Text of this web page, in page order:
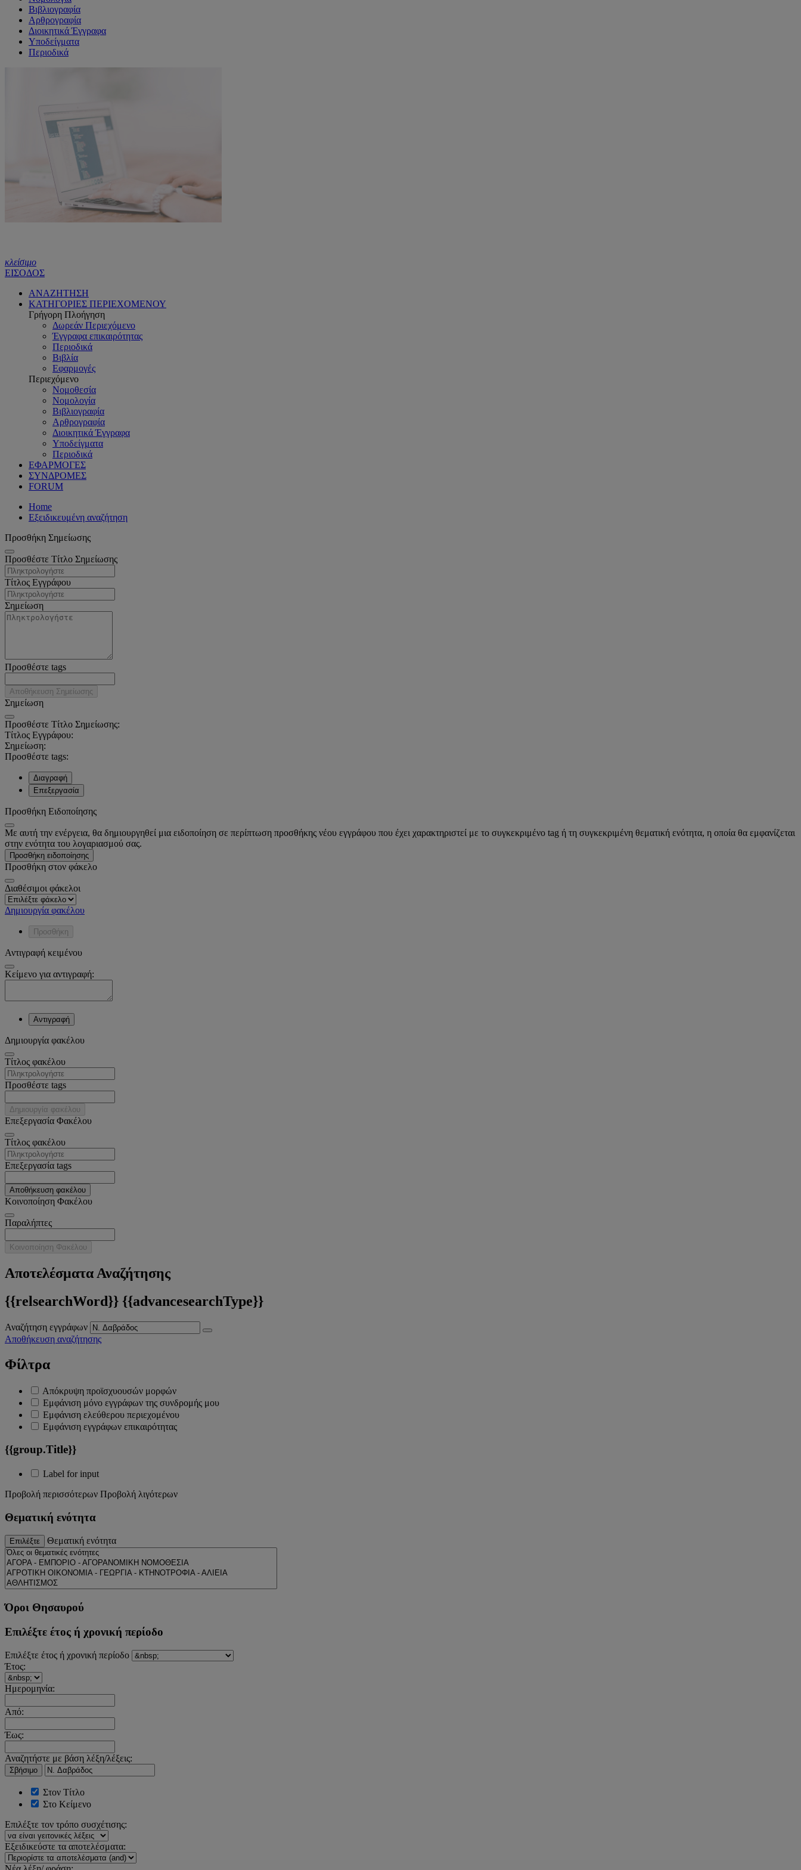
Βιβλιογραφία
Αρθρογραφία
Διοικητικά Έγγραφα
Υποδείγματα
Περιοδικά
κλείσιμο
ΕΙΣΟΔΟΣ
ΑΝΑΖΗΤΗΣΗ
ΚΑΤΗΓΟΡΙΕΣ ΠΕΡΙΕΧΟΜΕΝΟΥ
Γρήγορη Πλοήγηση
Δωρεάν Περιεχόμενο
Έγγραφα επικαιρότητας
Περιοδικά
Βιβλία
Εφαρμογές
Περιεχόμενο
Νομοθεσία
Νομολογία
Βιβλιογραφία
Αρθρογραφία
Διοικητικά Έγγραφα
Υποδείγματα
Περιοδικά
ΕΦΑΡΜΟΓΕΣ
ΣΥΝΔΡΟΜΕΣ
FORUM
Home
Εξειδικευμένη αναζήτηση
Προσθήκη Σημείωσης
Προσθέστε Τίτλο Σημείωσης
Τίτλος Εγγράφου
Σημείωση
Προσθέστε tags
Αποθήκευση Σημείωσης
Σημείωση
Προσθέστε Τίτλο Σημείωσης:
Τίτλος Εγγράφου:
Σημείωση:
Προσθέστε tags:
Διαγραφή
Επεξεργασία
Προσθήκη Ειδοποίησης
Με αυτή την ενέργεια, θα δημιουργηθεί μια ειδοποίηση σε περίπτωση προσθήκης νέου εγγράφου που έχει χαρακτηριστεί με το συγκεκριμένο tag ή τη συγκεκριμένη θεματική ενότητα, η οποία θα εμφανίζεται
στην ενότητα του λογαριασμού σας.
Προσθήκη ειδοποίησης
Προσθήκη στον φάκελο
Διαθέσιμοι φάκελοι
Δημιουργία φακέλου
Προσθήκη
Αντιγραφή κειμένου
Κείμενο για αντιγραφή:
Αντιγραφή
Δημιουργία φακέλου
Tίτλος φακέλου
Προσθέστε tags
Δημιουργία φακέλου
Επεξεργασία Φακέλου
Tίτλος φακέλου
Επεξεργασία tags
Αποθήκευση φακέλου
Κοινοποίηση Φακέλου
Παραλήπτες
Κοινοποίηση Φακέλου
Αποτελέσματα Αναζήτησης
{{relsearchWord}} {{advancesearchType}}
Αναζήτηση εγγράφων
Αποθήκευση αναζήτησης
Φίλτρα
Απόκρυψη προϊσχυουσών μορφών
Εμφάνιση μόνο εγγράφων της συνδρομής μου
Εμφάνιση ελεύθερου περιεχομένου
Εμφάνιση εγγράφων επικαιρότητας
{{group.Title}}
Label for input
Προβολή περισσότερων Προβολή λιγότερων
Θεματική ενότητα
Επιλέξτε Θεματική ενότητα
Όροι Θησαυρού
Επιλέξτε έτος ή χρονική περίοδο
Επιλέξτε έτος ή χρονική περίοδο
Έτος:
Ημερομηνία:
Από:
Έως:
Αναζητήστε με βάση λέξη/λέξεις:
Σβήσιμο
Στον Τίτλο
Στο Κείμενο
Επιλέξτε τον τρόπο συσχέτισης:
Εξειδικεύστε τα αποτελέσματα: